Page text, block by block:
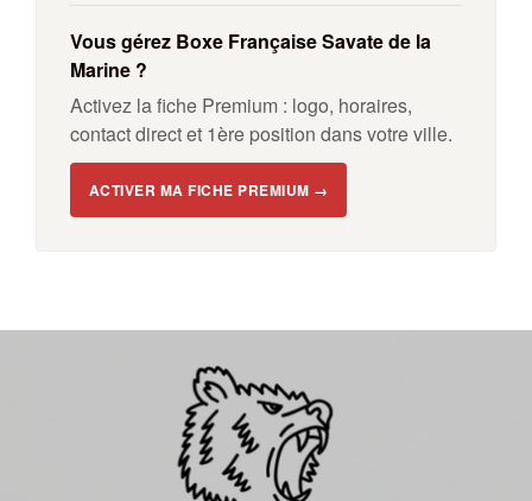
Vous gérez Boxe Française Savate de la
Marine ?
Activez la fiche Premium : logo, horaires,
contact direct et 1ère position dans votre ville.
ACTIVER MA FICHE PREMIUM →